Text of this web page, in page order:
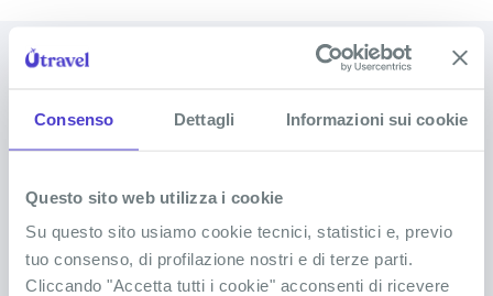
Consenso Dettagli Informazioni sui cookie
Questo sito web utilizza i cookie
Su questo sito usiamo cookie tecnici, statistici e, previo
tuo consenso, di profilazione nostri e di terze parti.
Cliccando "Accetta tutti i cookie" acconsenti di ricevere
VIAGGI IN GIAMAICA
Quali documenti servono per viaggiare in
Giamaica?